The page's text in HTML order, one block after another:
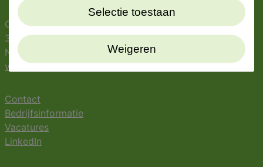
Oostergracht 42
3763 LZ Soest
Nederland
verkoop@vandehoefdental.nl
Contact
Bedrijfsinformatie
Vacatures
LinkedIn
Weigeren
Selectie toestaan